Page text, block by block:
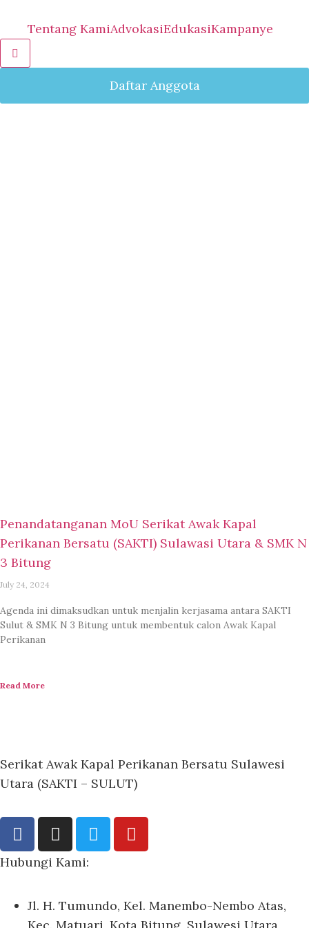
Tentang KamiAdvokasiEdukasiKampanye
Hamburger Toggle Menu
Daftar Anggota
Penandatanganan MoU Serikat Awak Kapal
Perikanan Bersatu (SAKTI) Sulawasi Utara & SMK N
3 Bitung
July 24, 2024
Agenda ini dimaksudkan untuk menjalin kerjasama antara SAKTI
Sulut & SMK N 3 Bitung untuk membentuk calon Awak Kapal
Perikanan
Read More
Serikat Awak Kapal Perikanan Bersatu Sulawesi
Utara (SAKTI – SULUT)
Hubungi Kami:
Jl. H. Tumundo, Kel. Manembo-Nembo Atas,
Kec. Matuari, Kota Bitung, Sulawesi Utara